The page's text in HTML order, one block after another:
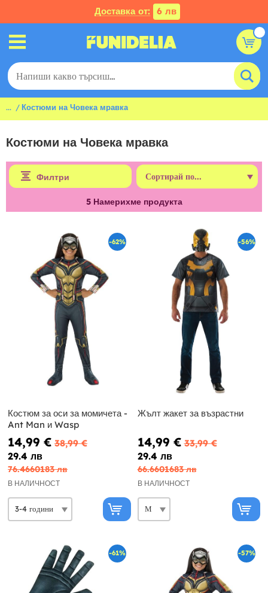
Доставка от: 6 лв
... Костюми на Човека мравка
Костюми на Човека мравка
Филтри
5Намерихме продукта
-62%
Костюм за оси за момичета -
Ant Man и Wasp
14,99 € 38,99 €
29.4 лв
76.4660183 лв
В НАЛИЧНОСТ
-56%
Жълт жакет за възрастни
14,99 € 33,99 €
29.4 лв
66.6601683 лв
В НАЛИЧНОСТ
-61% -57%